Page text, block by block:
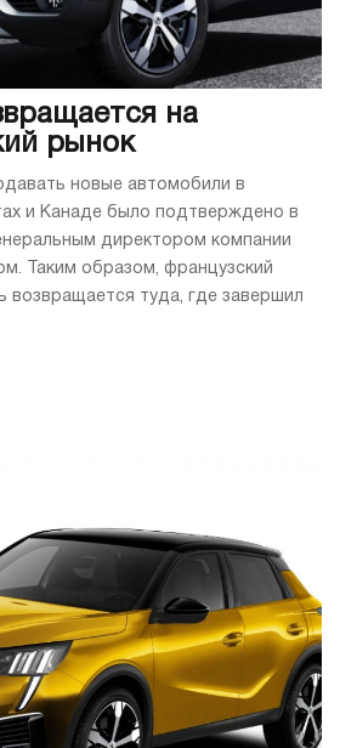
на
рынок
новые автомобили в
и Канаде было подтверждено в
директором компании
Таким образом, французский
возвращается туда, где завершил